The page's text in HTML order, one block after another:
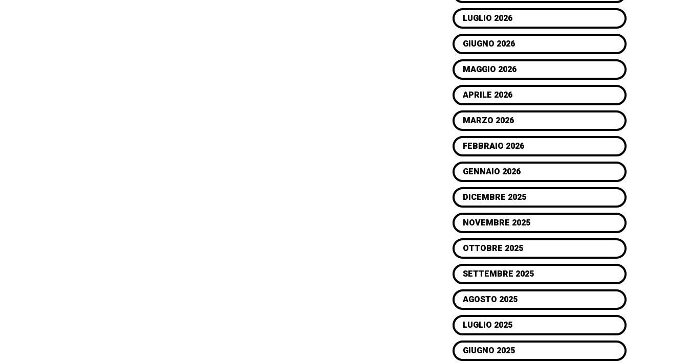
LUGLIO 2026
GIUGNO 2026
MAGGIO 2026
APRILE 2026
MARZO 2026
FEBBRAIO 2026
GENNAIO 2026
DICEMBRE 2025
NOVEMBRE 2025
OTTOBRE 2025
SETTEMBRE 2025
AGOSTO 2025
LUGLIO 2025
GIUGNO 2025